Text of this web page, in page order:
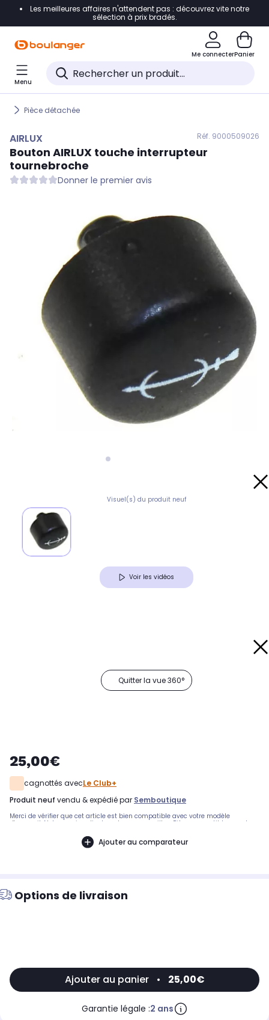
Accéder directement à la navigation
Accéder directement au pied de page
Accéder directement au chatbot
Les meilleures affaires n'attendent pas : découvrez vite notre
sélection à prix bradés.
Me connecterPanier
Menu
Pièce détachée
AIRLUX Réf. 9000509026
Bouton AIRLUX touche interrupteur
tournebroche
Donner le premier avis
Visuel(s) du produit neuf
Voir les vidéos
Quitter la vue 360°
25,00€
cagnottés avecLe Club+
produit neuf vendu & expédié par Semboutique
Merci de vérifier que cet article est bien compatible avec votre modèle
d'appareil. Notre service client peut vous conseiller. .Pièce compatible avec les
Ajouter au comparateur
Options de livraison
Ajouter au panier • 25,00€
Garantie légale :2 ans